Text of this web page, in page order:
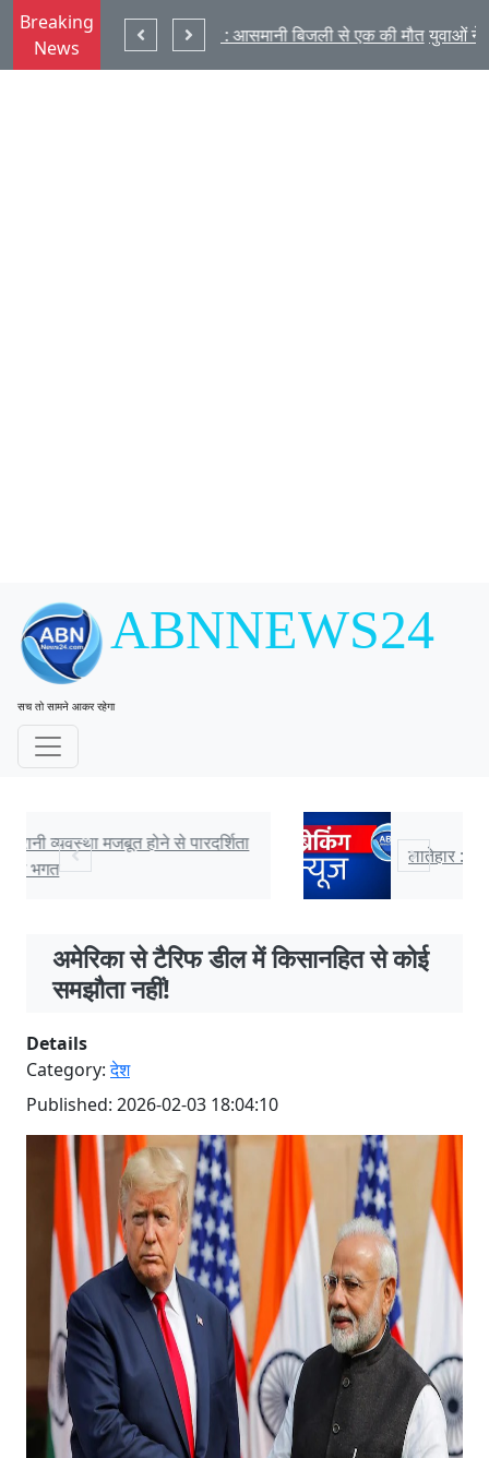
Breaking
News
सीबीएसई क्लस्टर कबड्डी : डीएवी गांधीनगर की छात्राओं को तृतीय स्थानलातेहार : आसमानी बिजली से एक की मौत
ABNNEWS24
सच तो सामने आकर रहेगा
लातेहार : आसमानी बिजली से एक की मौत
अमेरिका से टैरिफ डील में किसानहित से कोई
समझौता नहीं!
Details
Category:देश
Published: 2026-02-03 18:04:10